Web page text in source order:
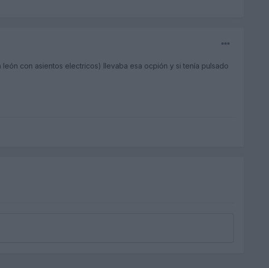
con asientos electricos) llevaba esa ocpión y si tenía pulsado